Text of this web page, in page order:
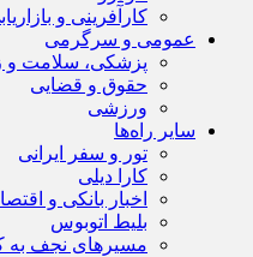
کارآفرینی و
عمومی و سرگرمی
پزشکی، سلامت و
حقوق و قضایی
ورزشی
سایر راه‌ها
تور و سفر ایرانی
کارا دیلی
اخبار بانکی و
بلیط اتوبوس
مسیرهای نجف به